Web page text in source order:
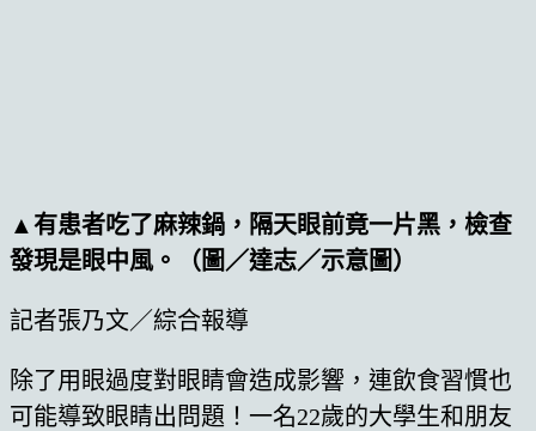
▲有患者吃了麻辣鍋，隔天眼前竟一片黑，檢查
發現是眼中風。（圖／達志／示意圖）
記者張乃文／綜合報導
除了用眼過度對眼睛會造成影響，連飲食習慣也
可能導致眼睛出問題！一名22歲的大學生和朋友